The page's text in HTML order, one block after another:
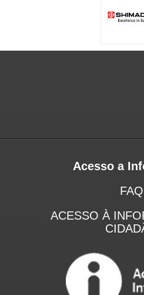
Acesso a
FAQ
ACESSO À